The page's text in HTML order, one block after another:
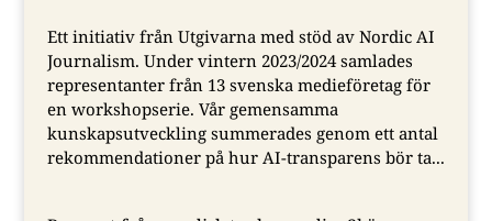
Ett initiativ från Utgivarna med stöd av Nordic AI
Journalism. Under vintern 2023/2024 samlades
representanter från 13 svenska medieföretag för
en workshopserie. Vår gemensamma
kunskapsutveckling summerades genom ett antal
rekommendationer på hur AI-transparens bör ta...